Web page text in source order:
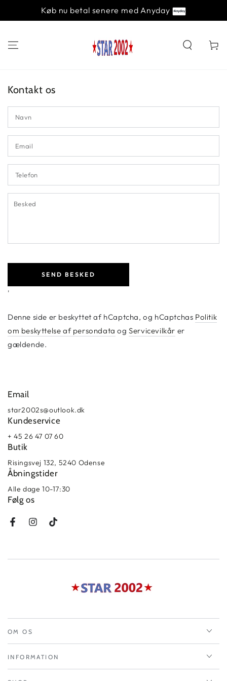
Køb nu betal senere med Anyday
Kurv
Kontakt os
*
SEND BESKED
'
Denne side er beskyttet af hCaptcha, og hCaptchas Politik
om beskyttelse af persondata ogServicevilkår er
gældende.
Email
star2002s@outlook.dk
Kundeservice
+ 45 26 47 07 60
Butik
Risingsvej 132, 5240 Odense
Åbningstider
Alle dage 10-17:30
Følg os
FacebookInstagram
TikTok
OM OS
INFORMATION